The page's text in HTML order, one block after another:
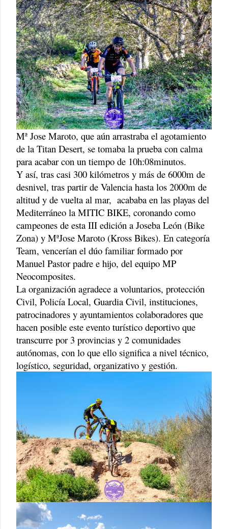
Mª Jose Maroto, que aún arrastraba el agotamiento
de la Titan Desert, se tomaba la prueba con calma
para acabar con un tiempo de 10h:08minutos.
Y así, tras casi 300 kilómetros y más de 6000m de
desnivel, tras partir de Valencia hasta los 2000m de
altitud y de vuelta al mar, acababa en las playas del
Mediterráneo la MITIC BIKE, coronando como
campeones de esta III edición a Joseba León (Bike
Zona) y MªJose Maroto (Kross Bikes). En categoría
Team, vencerían el dúo familiar formado por
Manuel Pastor padre e hijo, del equipo MP
Neocomposites.
La organización agradece a voluntarios, protección
Civil, Policía Local, Guardia Civil, instituciones,
patrocinadores y ayuntamientos colaboradores que
hacen posible este evento turístico deportivo que
transcurre por 3 provincias y 2 comunidades
autónomas, con lo que ello significa a nivel técnico,
logístico, seguridad, organizativo y gestión.